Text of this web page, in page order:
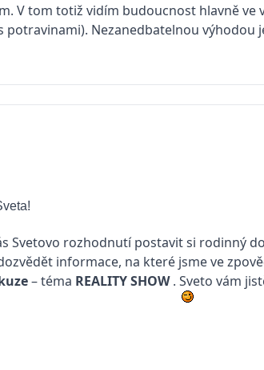
V tom totiž vidím budoucnost hlavně ve
Nezanedbatelnou výhodou
Svetovo rozhodnutí postavit si rodinný
informace, na které jsme ve
– téma REALITY SHOW. Sveto vám